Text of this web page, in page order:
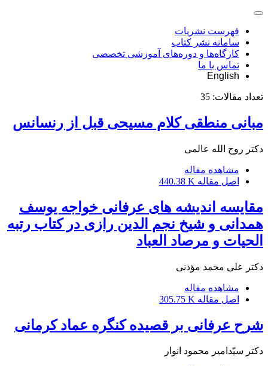
فهرست نشریات
سامانه نشر کتاب
کارگاه‌ها و دوره‌های آموزشی تخصصی
تماس با ما
English
تعداد مقالات: 35
مبانی منطقی کلام مسیحی قبل از رنسانس
دکتر روح الله عالمی
مشاهده مقاله
اصل مقاله 440.38 K
مقایسه اندیشه های عرفانی خواجه یوسف
همدانی و شیخ نجم الدین رازی در کتاب رتبه
الحیات و مرصاد العباد
دکتر علی محمد مؤذنی
مشاهده مقاله
اصل مقاله 305.75 K
شرح عرفانی بر قصیده کنگره عماد کرمانی
دکتر سیّدامیر محمود انوار